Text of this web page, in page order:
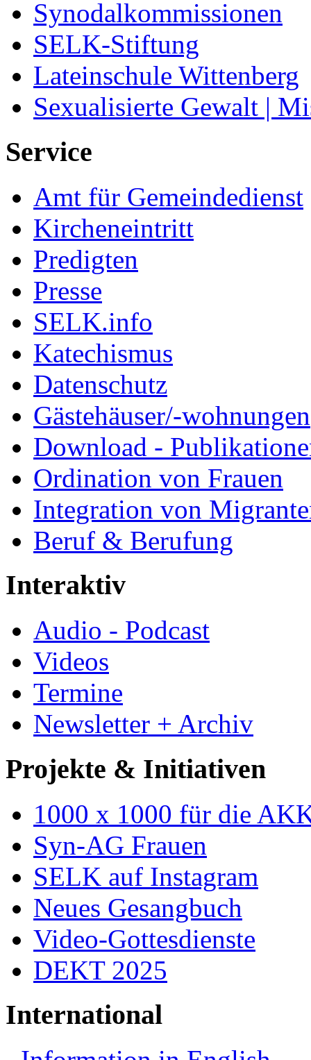
Synodalkommissionen
SELK-Stiftung
Lateinschule Wittenberg
Sexualisierte Gewalt |
Service
Amt für Gemeindedienst
Kircheneintritt
Predigten
Presse
SELK.info
Katechismus
Datenschutz
Gästehäuser/-wohnungen
Download -
Ordination von Frauen
Integration von
Beruf & Berufung
Interaktiv
Audio - Podcast
Videos
Termine
Newsletter + Archiv
Projekte & Initiativen
1000 x 1000 für die
Syn-AG Frauen
SELK auf Instagram
Neues Gesangbuch
Video-Gottesdienste
DEKT 2025
International